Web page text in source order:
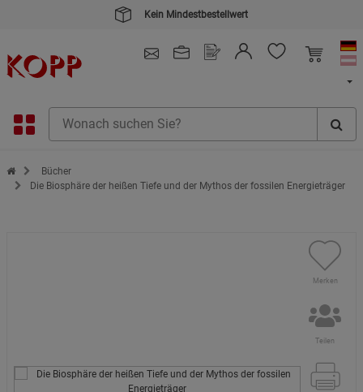
Kein Mindestbestellwert
Zur Startseite des Kopp Verlag Online-Shop
Bücher
Die Biosphäre der heißen Tiefe und der Mythos der fossilen Energieträger
Merken
Teilen